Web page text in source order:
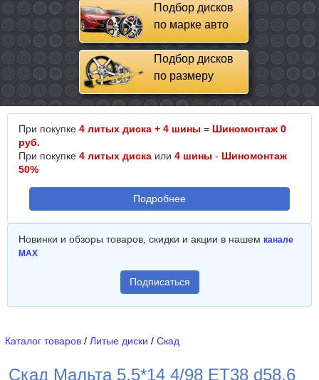
Подбор дисков
по марке авто
Подбор дисков
по размеру
При покупке 4 литых диска + 4 шины = Шиномонтаж 0
руб.
При покупке 4 литых диска или 4 шины - Шиномонтаж
50%
Подробнее
Новинки и обзоры товаров, скидки и акции в нашем канале
MAX
Подписаться
Каталог товаров / Литые диски / Скад
Скад Мальта 5,5*14 4/98 ET38 d58,6